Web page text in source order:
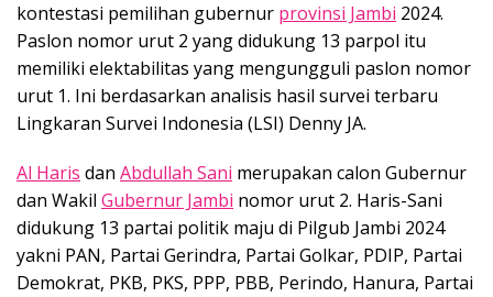
kontestasi pemilihan gubernur provinsi Jambi 2024.
Paslon nomor urut 2 yang didukung 13 parpol itu
memiliki elektabilitas yang mengungguli paslon nomor
urut 1. Ini berdasarkan analisis hasil survei terbaru
Lingkaran Survei Indonesia (LSI) Denny JA.
Al Haris dan Abdullah Sani merupakan calon Gubernur
dan Wakil Gubernur Jambi nomor urut 2. Haris-Sani
didukung 13 partai politik maju di Pilgub Jambi 2024
yakni PAN, Partai Gerindra, Partai Golkar, PDIP, Partai
Demokrat, PKB, PKS, PPP, PBB, Perindo, Hanura, Partai